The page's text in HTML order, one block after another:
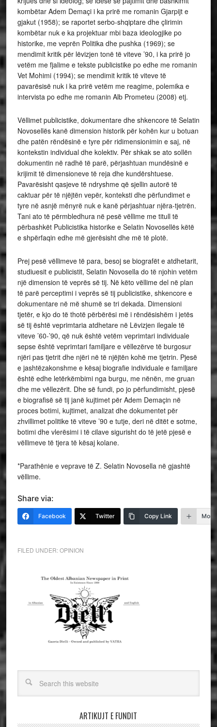
kombëtar Adem Demaçi i ka prirë me romanin Gjarpijt e
gjakut (1958); se raportet serbo-shqiptare dhe çlirimin
kombëtar nuk e ka projektuar mbi baza ideologjike po
historike, me veprën Politika dhe pushka (1969); se
mendimit kritik për lëvizjen tonë të viteve ’90, i ka prirë jo
vetëm me fjalime e tekste publicistike po edhe me romanin
Vet Mohimi (1994); se mendimit kritik të viteve të
pavarësisë nuk i ka prirë vetëm me reagime, polemika e
intervista po edhe me romanin Alb Prometeu (2008) etj.
Vëllimet publicistike, dokumentare dhe shkencore të Selatin
Novosellës kanë dimension historik për kohën kur u botuan
dhe patën rëndësinë e tyre për ridimensionimin e saj, në
kontekstin individual dhe kolektiv. Për shkak se ato sollën
dokumentin në radhë të parë, përjashtuan mundësinë e
krijimit të dimensioneve të reja dhe kundërshtuese.
Pavarësisht qasjeve të ndryshme që sjellin autorë të
caktuar për të njëjtën vepër, konteksti dhe përfundimet e
tyre në asnjë mënyrë nuk e kanë përjashtuar njëra-tjetrën.
Tani ato të përmbledhura në pesë vëllime me titull të
përbashkët Publicistika historike e Selatin Novosellës këtë
e shpërfaqin edhe më gjerësisht dhe më të plotë.
Prej pesë vëllimeve të para, besoj se biografët e atdhetarit,
studiuesit e publicistit, Selatin Novosella do të njohin vetëm
një dimension të veprës së tij. Në këto vëllime del në plan
të parë perceptimi i veprës së tij publicistike, shkencore e
dokumentare në më shumë se tri dekada. Dimensioni
tjetër, e kjo do të thotë përbërësi më i rëndësishëm i jetës
së tij është veprimtaria atdhetare në Lëvizjen ilegale të
viteve ’60-’90, që nuk është vetëm veprimtari individuale
sepse është veprimtari familjare e vëllezërve të burgosur
njëri pas tjetrit dhe njëri në të njëjtën kohë me tjetrin. Pjesë
e jashtëzakonshme e kësaj biografie individuale e familjare
është edhe letërkëmbimi nga burgu, me nënën, me gruan
dhe me vëllezërit. Dhe së fundi, po jo përfundimisht, pjesë
e biografisë së tij janë kujtimet për Adem Demaçin në
proces botimi, kujtimet, analizat dhe dokumentet për
zhvillimet politike të viteve ’90 e tutje, deri në ditët e sotme,
botimi dhe vlerësimi i të cilave sigurisht do të jetë pjesë e
vëllimeve të tjera të kësaj kolane.
*Parathënie e veprave të Z. Selatin Novosella në gjashtë
vëllime.
Share via:
Facebook Twitter Copy Link More
FILED UNDER:OPINION
ARTIKUJT E FUNDIT